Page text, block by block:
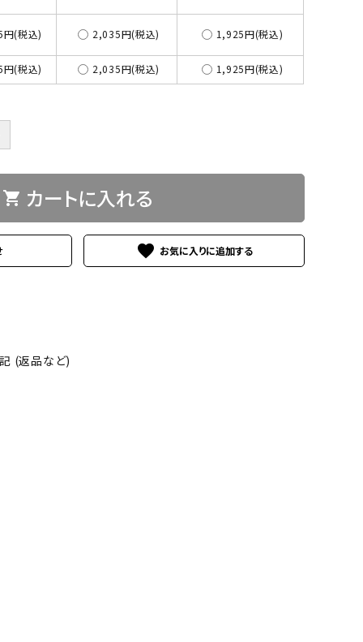
(税込) 2,035円(税込) 1,925円(税込)
(税込) 2,035円(税込) 1,925円(税込)
shopping_cart カートに入れる
favorite
(返品など)